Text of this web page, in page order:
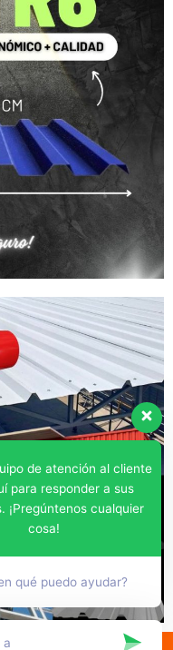
de atención al cliente
para responder a sus
¡Pregúntenos cualquier
cosa!
qué puedo ayudar?